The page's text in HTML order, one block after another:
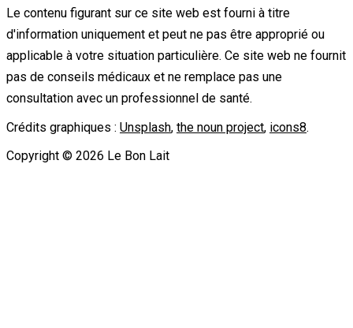
Le contenu figurant sur ce site web est fourni à titre
d'information uniquement et peut ne pas être approprié ou
applicable à votre situation particulière. Ce site web ne fournit
pas de conseils médicaux et ne remplace pas une
consultation avec un professionnel de santé.
Crédits graphiques : Unsplash, the noun project, icons8.
Copyright © 2026 Le Bon Lait